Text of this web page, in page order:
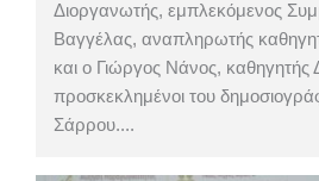
Διοργανωτής, εμπλεκόμενος
Βαγγέλας, αναπληρωτής
και ο Γιώργος Νάνος, καθηγητής
προσκεκλημένοι του
Σάρρου....